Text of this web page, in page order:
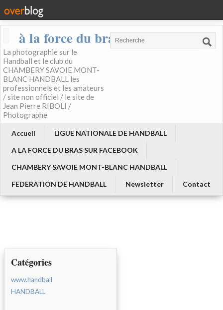
à la force du bras
La photographie sur le
Handball et le club du
CHAMBERY SAVOIE MONT-
BLANC HANDBALL les
professionnels et les amateurs
/ site non officiel / le site de
Jean Pierre RIBOLI /
Photographe
Accueil
LIGUE NATIONALE DE HANDBALL
A LA FORCE DU BRAS SUR FACEBOOK
CHAMBERY SAVOIE MONT-BLANC HANDBALL
FEDERATION DE HANDBALL
Newsletter Contact
Catégories
www.handball
HANDBALL